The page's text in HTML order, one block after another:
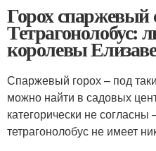
Горох спаржевый
королевы
Спаржевый горох – под
можно найти в садовых
категорически не
тетрагонолобус не имеет